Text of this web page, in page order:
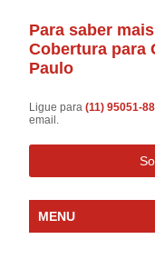
Para saber
Cobertura para
Paulo
Ligue para(11) 95051-
email.
MENU